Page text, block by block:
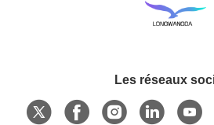
Les réseaux